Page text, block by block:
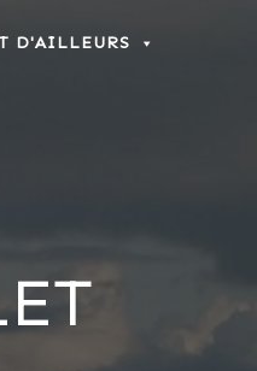
D'AILLEURS